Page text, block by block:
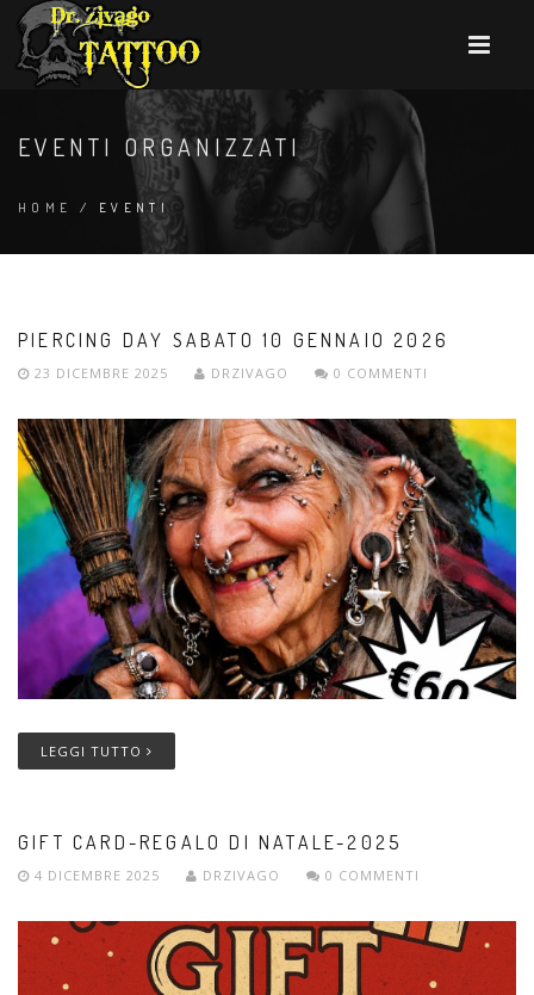
EVENTI ORGANIZZATI
HOME / EVENTI
PIERCING DAY SABATO 10 GENNAIO 2026
23 DICEMBRE 2025 DRZIVAGO 0 COMMENTI
LEGGI TUTTO
GIFT CARD-REGALO DI NATALE-2025
4 DICEMBRE 2025 DRZIVAGO 0 COMMENTI